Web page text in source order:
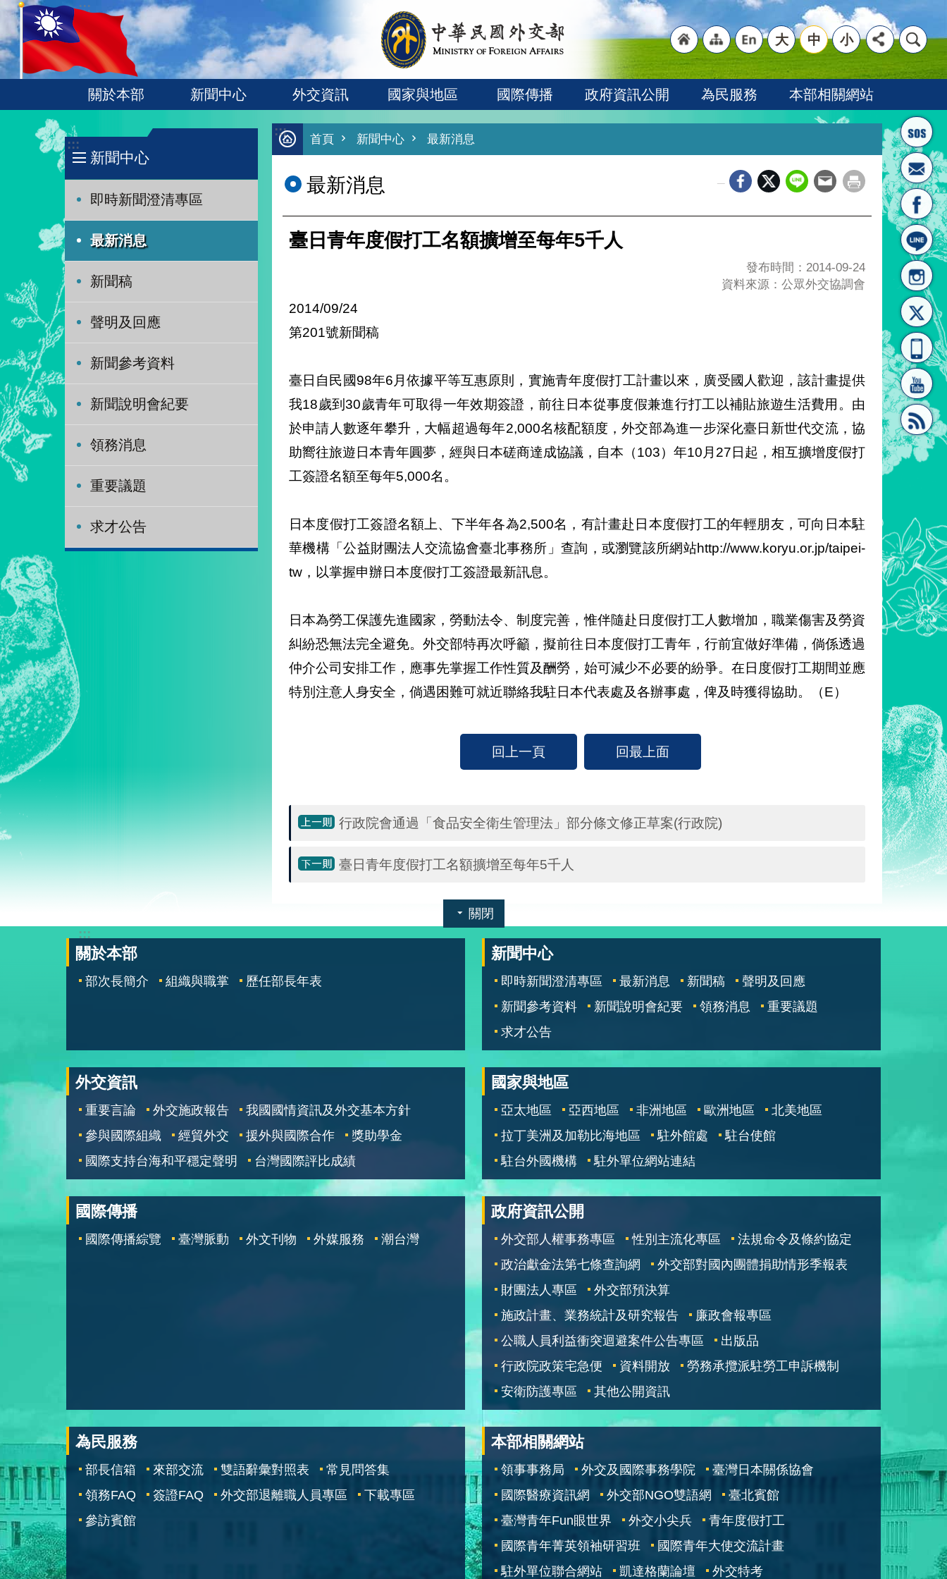
跳到主要內容區塊
:::
首頁
結]"
"網
站導
[連
"英
文語
大 中 小
關於本部 新聞中心 外交資訊 國家與地區 國際傳播 政府資訊公開 為民服務 本部相關網站
:::
新聞中心
即時新聞澄清專區
最新消息
新聞稿
聲明及回應
新聞參考資料
新聞說明會紀要
領務消息
重要議題
求才公告
:::
首頁 新聞中心 最新消息
最新消息
臺日青年度假打工名額擴增至每年5千人
發布時間：2014-09-24
資料來源：公眾外交協調會
2014/09/24
第201號新聞稿
臺日自民國98年6月依據平等互惠原則，實施青年度假打工計畫以來，廣受國人歡迎，該計畫提供
我18歲到30歲青年可取得一年效期簽證，前往日本從事度假兼進行打工以補貼旅遊生活費用。由
於申請人數逐年攀升，大幅超過每年2,000名核配額度，外交部為進一步深化臺日新世代交流，協
助嚮往旅遊日本青年圓夢，經與日本磋商達成協議，自本（103）年10月27日起，相互擴增度假打
工簽證名額至每年5,000名。
日本度假打工簽證名額上、下半年各為2,500名，有計畫赴日本度假打工的年輕朋友，可向日本駐
華機構「公益財團法人交流協會臺北事務所」查詢，或瀏覽該所網站http://www.koryu.or.jp/taipei-
tw，以掌握申辦日本度假打工簽證最新訊息。
日本為勞工保護先進國家，勞動法令、制度完善，惟伴隨赴日度假打工人數增加，職業傷害及勞資
糾紛恐無法完全避免。外交部特再次呼籲，擬前往日本度假打工青年，行前宜做好準備，倘係透過
仲介公司安排工作，應事先掌握工作性質及酬勞，始可減少不必要的紛爭。在日度假打工期間並應
特別注意人身安全，倘遇困難可就近聯絡我駐日本代表處及各辦事處，俾及時獲得協助。（E）
回上一頁 回最上面
行政院會通過「食品安全衛生管理法」部分條文修正草案(行政院)
臺日青年度假打工名額擴增至每年5千人
關閉
:::
關於本部
部次長簡介 組織與職掌 歷任部長年表
新聞中心
即時新聞澄清專區 最新消息 新聞稿
聲明及回應
新聞參考資料
新聞說明會紀要 領務消息
重要議題
求才公告
外交資訊
重要言論 外交施政報告
我國國情資訊及外交基本方針
參與國際組織
經貿外交 援外與國際合作
獎助學金
國際支持台海和平穩定聲明
台灣國際評比成績
國家與地區
亞太地區 亞西地區 非洲地區 歐洲地區
北美地區
拉丁美洲及加勒比海地區
駐外館處
駐台使館
駐台外國機構
駐外單位網站連結
國際傳播
國際傳播綜覽 臺灣脈動 外文刊物 外媒服務 潮台灣
政府資訊公開
外交部人權事務專區 性別主流化專區
法規命令及條約協定
政治獻金法第七條查詢網
外交部對國內團體捐助情形季報表
財團法人專區
外交部預決算
施政計畫、業務統計及研究報告
廉政會報專區
公職人員利益衝突迴避案件公告專區
出版品
行政院政策宅急便
資料開放
勞務承攬派駐勞工申訴機制
安衛防護專區
其他公開資訊
為民服務
部長信箱 來部交流 雙語辭彙對照表
常見問答集
領務FAQ
簽證FAQ 外交部退離職人員專區
下載專區
參訪賓館
本部相關網站
領事事務局 外交及國際事務學院
臺灣日本關係協會
國際醫療資訊網
外交部NGO雙語網
臺北賓館
臺灣青年Fun眼世界
外交小尖兵
青年度假打工
國際青年菁英領袖研習班
國際青年大使交流計畫
駐外單位聯合網站
凱達格蘭論壇 外交特考